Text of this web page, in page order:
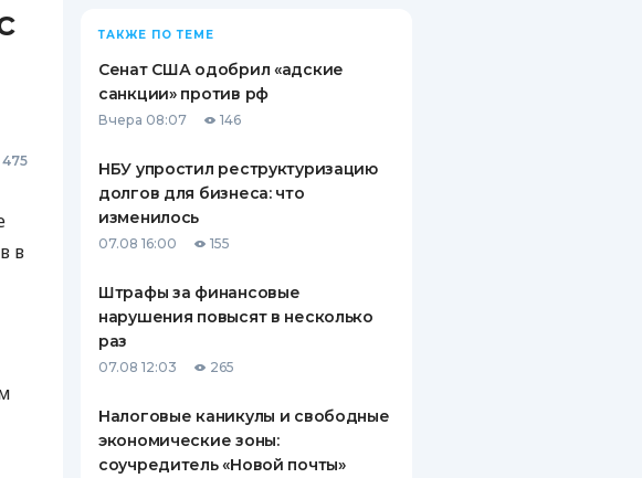
475
в
ТАКЖЕ ПО ТЕМЕ
Сенат США одобрил «адские
санкции» против рф
Вчера 08:07 146
НБУ упростил реструктуризацию
долгов для бизнеса: что
изменилось
07.08 16:00 155
Штрафы за финансовые
нарушения повысят в несколько
раз
07.08 12:03 265
Налоговые каникулы и свободные
экономические зоны:
соучредитель «Новой почты»